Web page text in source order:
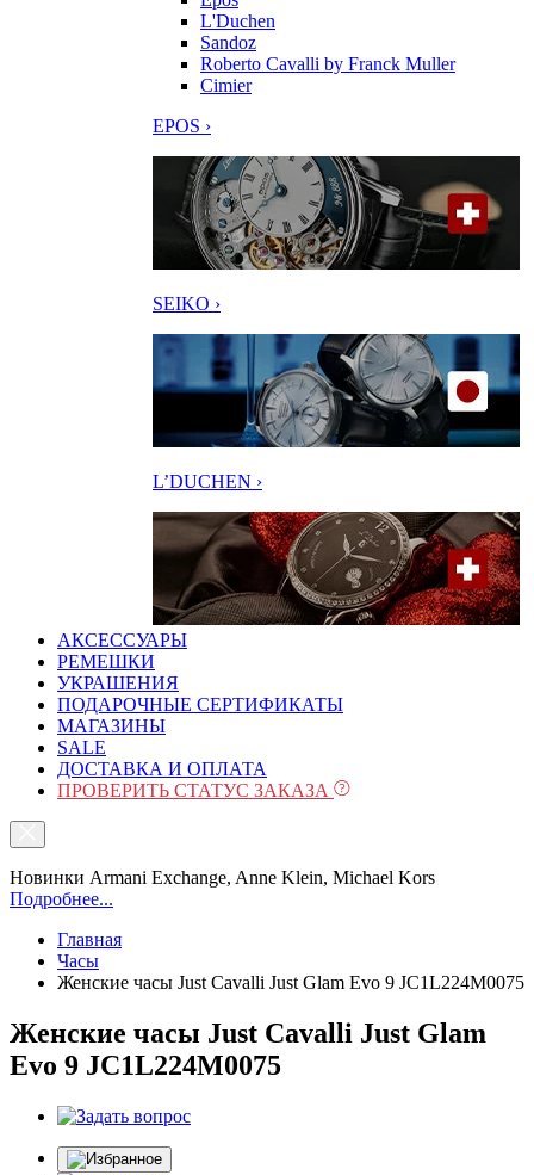
L'Duchen
Sandoz
Roberto Cavalli by Franck Muller
Cimier
EPOS ›
SEIKO ›
L’DUCHEN ›
АКСЕССУАРЫ
РЕМЕШКИ
УКРАШЕНИЯ
ПОДАРОЧНЫЕ СЕРТИФИКАТЫ
МАГАЗИНЫ
SALE
ДОСТАВКА И ОПЛАТА
ПРОВЕРИТЬ СТАТУС ЗАКАЗА
Новинки Armani Exchange, Anne Klein, Michael Kors
Подробнее...
Главная
Часы
Женские часы Just Cavalli Just Glam Evo 9 JC1L224M0075
Женские часы Just Cavalli Just Glam
Evo 9 JC1L224M0075